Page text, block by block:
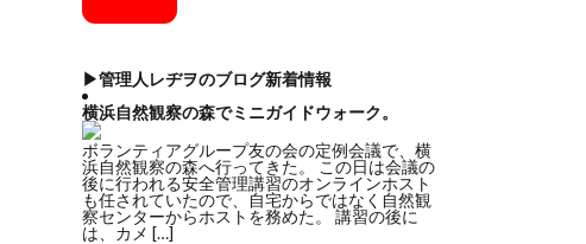
s
t
w
i
Y
o
▶管理人レヂヲのブログ新着情報
横浜自然観察の森でミニガイドウォーク。
ボランティアグループ友の会の定例会議で、横
浜自然観察の森へ行ってきた。 この日は会議の
後に行われる安全管理講習のオンラインホスト
も任されていたので、自宅からではなく自然観
察センターからホストを務めた。 講習の後に
は、カメ […]